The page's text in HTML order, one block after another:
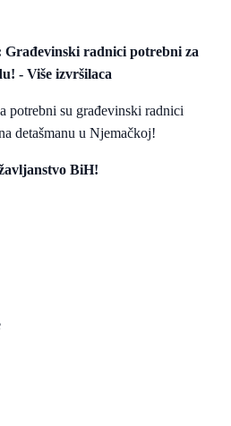
radnici potrebni za
- Više izvršilaca
potrebni su građevinski radnici
detašmanu u Njemačkoj!
BiH!